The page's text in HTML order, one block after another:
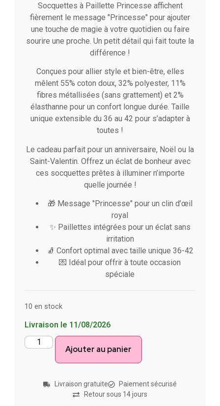
Socquettes à Paillette Princesse affichent
fièrement le message "Princesse" pour ajouter
une touche de magie à votre quotidien ou faire
sourire une proche. Un petit détail qui fait toute la
différence !
Conçues pour allier style et bien-être, elles
mêlent 55% coton doux, 32% polyester, 11%
fibres métallisées (sans grattement) et 2%
élasthanne pour un confort longue durée. Taille
unique extensible du 36 au 42 pour s’adapter à
toutes !
Le cadeau parfait pour un anniversaire, Noël ou la
Saint-Valentin. Offrez un éclat de bonheur avec
ces socquettes prêtes à illuminer n’importe
quelle journée !
🎁 Message "Princesse" pour un clin d’œil
royal
✨ Paillettes intégrées pour un éclat sans
irritation
🧦 Confort optimal avec taille unique 36-42
💌 Idéal pour offrir à toute occasion
spéciale
10 en stock
Livraison le 11/08/2026
Ajouter au panier
Livraison gratuite
Paiement sécurisé
Retour sous 14 jours